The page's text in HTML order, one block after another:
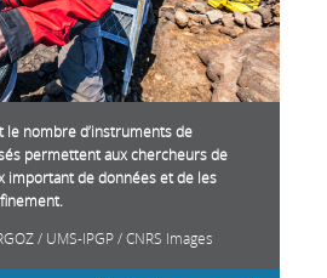
le nombre d’instruments de
permettent aux chercheurs de
important de données et de les
/ UMS-IPGP / CNRS Images